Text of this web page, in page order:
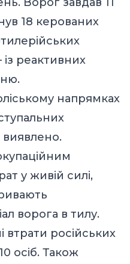
18 керованих
із реактивних
напрямках
виявлено.
у живій силі,
ворога в тилу.
втрати російських
осіб. Також